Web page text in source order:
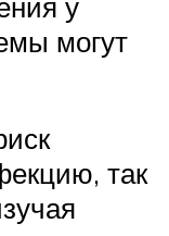
могут
так